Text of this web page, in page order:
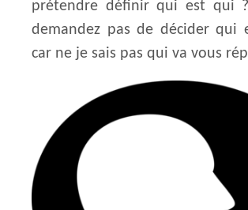
prétendre définir qui est qui
demandez pas de décider qui
car ne je sais pas qui va vous